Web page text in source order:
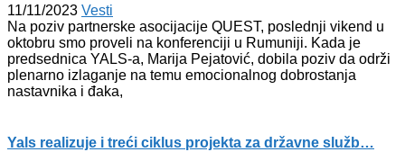
11/11/2023 Vesti
Na poziv partnerske asocijacije QUEST, poslednji vikend u
oktobru smo proveli na konferenciji u Rumuniji. Kada je
predsednica YALS-a, Marija Pejatović, dobila poziv da održi
plenarno izlaganje na temu emocionalnog dobrostanja
nastavnika i đaka,
Yals realizuje i treći ciklus projekta za državne služb…